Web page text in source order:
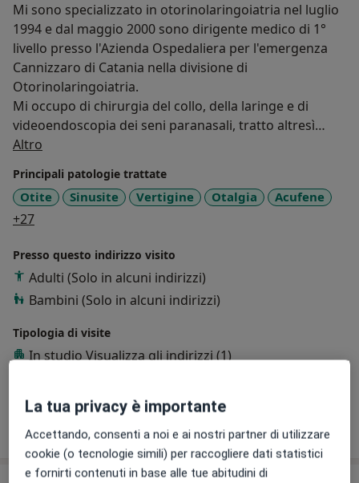
Mi sono specializzato in otorinolaringoiatria nel luglio
1994 e dal maggio 2000 sono dirigente medico di 1°
livello presso l'Azienda Ospedaliera per l'emergenza
Cannizzaro di Catania nella divisione di
Otorinolaringoiatria.
Mi occupo di chirurgia del collo, della laringe e di
videoendoscopia dei seni paranasali, tratto altresì
anche patologie del bambini adenotonsilliti, otiti,
videoendoscopia, esami di funzionalità uditiva e
vestibolare ).
Mi ritengo particolarmente empatico con i pazienti e
spiegazioni inerenti le cause della patologia orl, la
terapia medica e/o chirurgica.
Altro
Principali patologie trattate
Otite Sinusite Vertigine Otalgia Acufene
+27a11y_sr_more_diseases
Presso questo indirizzo visito
Adulti (Solo in alcuni indirizzi)
Bambini (Solo in alcuni indirizzi)
Tipologia di visite
In studioVisualizza gli indirizzi (1)
sull'esperienza
La tua privacy è importante
Accettando, consenti a noi e ai nostri partner di utilizzare
cookie (o tecnologie simili) per raccogliere dati statistici
e fornirti contenuti in base alle tue abitudini di